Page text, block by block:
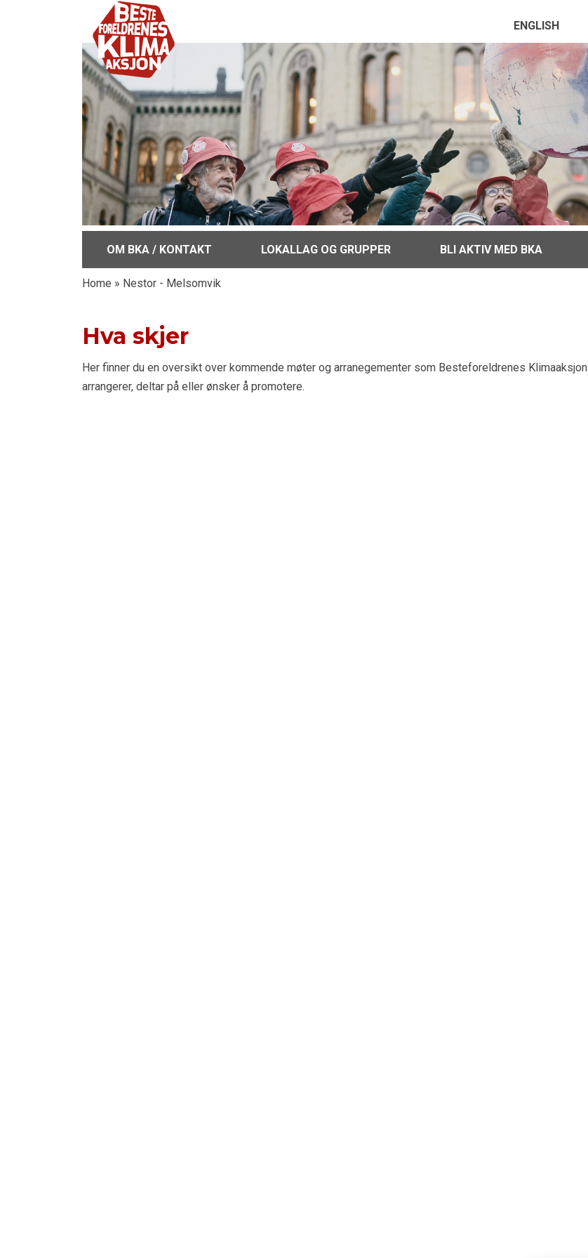
ENGLISH
OM BKA / KONTAKT LOKALLAG OG GRUPPER BLI AKTIV MED BKA
Home » Nestor - Melsomvik
Hva skjer
Her finner du en oversikt over kommende møter og arranegementer som Besteforeldrenes Klimaaksjon
arrangerer, deltar på eller ønsker å promotere.